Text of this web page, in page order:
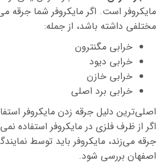
مایکروفر است. اگر مایکروفر شما جرقه
مختلفی داشته باشد، از جمله:
خرابی مگنترون
خرابی دیود
خرابی خازن
خرابی برد اصلی
اصلی‌ترین دلیل جرقه زدن مایکروفر
اگر از ظرف فلزی در مایکروفر استفاده
اصفهان بررسی شود.